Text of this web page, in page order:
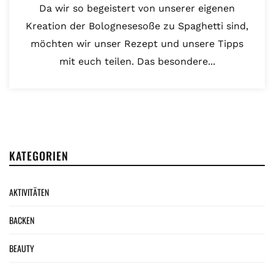
Da wir so begeistert von unserer eigenen
Kreation der Bolognesesoße zu Spaghetti sind,
möchten wir unser Rezept und unsere Tipps
mit euch teilen. Das besondere...
KATEGORIEN
AKTIVITÄTEN
BACKEN
BEAUTY